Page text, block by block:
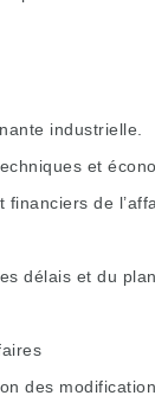
industrielle.
et
de
délais et du
des